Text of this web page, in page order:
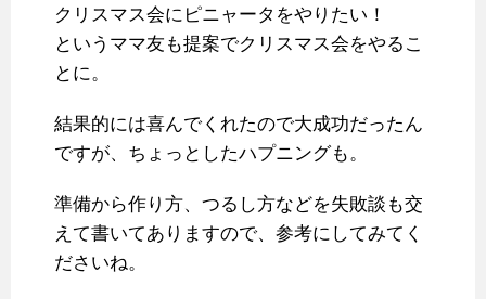
クリスマス会にピニャータをやりたい！
というママ友も提案でクリスマス会をやるこ
とに。
結果的には喜んでくれたので大成功だったん
ですが、ちょっとしたハプニングも。
準備から作り方、つるし方などを失敗談も交
えて書いてありますので、参考にしてみてく
ださいね。